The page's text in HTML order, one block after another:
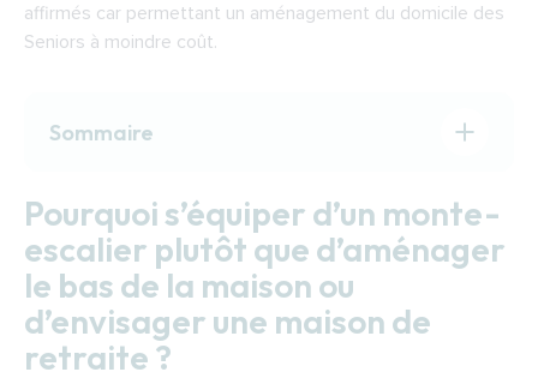
affirmés car permettant un aménagement du domicile des
Seniors à moindre coût.
Sommaire
que d’aménager le bas de la maison ou
d’envisager une maison de retraite ?
Quels sont les bénéfices d’un monte-
escalier ?
Comment choisit-on un monte-escalier ?
Pourquoi s’équiper d’un monte-
escalier plutôt que d’aménager
le bas de la maison ou
d’envisager une maison de
retraite ?